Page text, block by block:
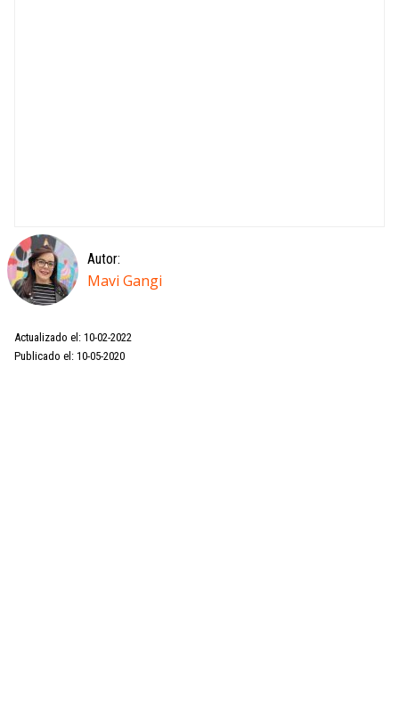
Autor:
Mavi Gangi
Actualizado el: 10-02-2022
Publicado el: 10-05-2020